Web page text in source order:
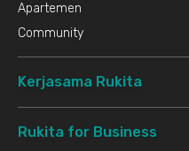
Apartemen
Community
Kerjasama Rukita
Rukita for Business